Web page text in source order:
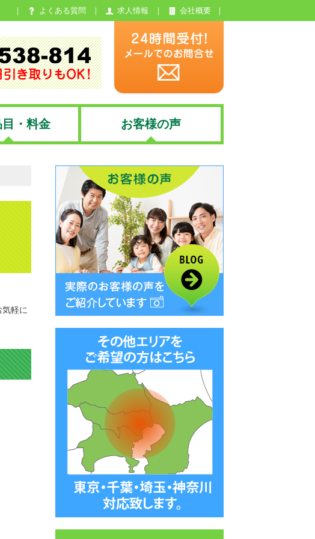
よくある質問 求人情報 会社概要
目・料金 お客様の声
軽に